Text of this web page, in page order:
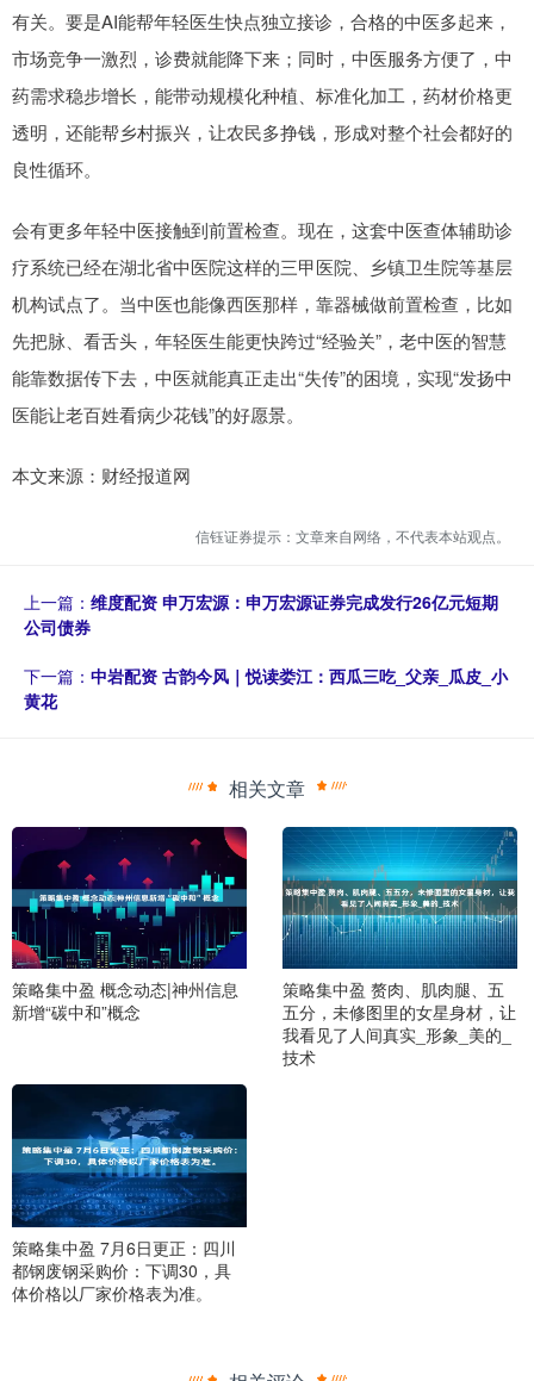
有关。要是AI能帮年轻医生快点独立接诊，合格的中医多起来，
市场竞争一激烈，诊费就能降下来；同时，中医服务方便了，中
药需求稳步增长，能带动规模化种植、标准化加工，药材价格更
透明，还能帮乡村振兴，让农民多挣钱，形成对整个社会都好的
良性循环。
会有更多年轻中医接触到前置检查。现在，这套中医查体辅助诊
疗系统已经在湖北省中医院这样的三甲医院、乡镇卫生院等基层
机构试点了。当中医也能像西医那样，靠器械做前置检查，比如
先把脉、看舌头，年轻医生能更快跨过“经验关”，老中医的智慧
能靠数据传下去，中医就能真正走出“失传”的困境，实现“发扬中
医能让老百姓看病少花钱”的好愿景。
本文来源：财经报道网
信钰证券提示：文章来自网络，不代表本站观点。
上一篇： 维度配资 申万宏源：申万宏源证券完成发行26亿元短期
公司债券
下一篇： 中岩配资 古韵今风｜悦读娄江：西瓜三吃_父亲_瓜皮_小
黄花
相关文章
策略集中盈 概念动态|神州信息
新增“碳中和”概念
策略集中盈 赘肉、肌肉腿、五
五分，未修图里的女星身材，让
我看见了人间真实_形象_美的_
技术
策略集中盈 7月6日更正：四川
都钢废钢采购价：下调30，具
体价格以厂家价格表为准。